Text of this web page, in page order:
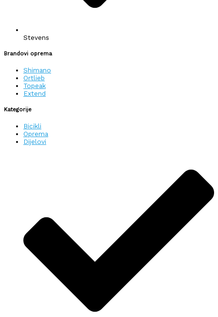
Stevens
Brandovi oprema
Shimano
Ortlieb
Topeak
Extend
Kategorije
Bicikli
Oprema
Dijelovi